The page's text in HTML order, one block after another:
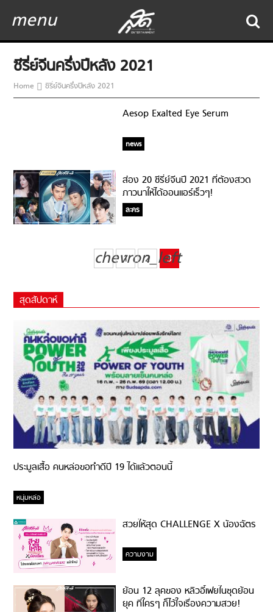
menu
ซีรี่ย์จีนครึ่งปีหลัง 2021
Home ซีรี่ย์จีนครึ่งปีหลัง 2021
Aesop Exalted Eye Serum
news
ส่อง 20 ซีรี่ย์จีนปี 2021 ที่ต้องสวด
ภาวนาให้ได้ออนแอร์เร็วๆ!
ละคร
chevron_left
1 2 3
สุดสัปดาห์
ประมูลเสื้อ คนหล่อขอทำดีปี 19 ได้แล้วตอนนี้
หนุ่มหล่อ
สวยให้สุด CHALLENGE X น้องฉัตร
ความงาม
ย้อน 12 ลุคของ หลิวอี้เฟยในชุดย้อน
ยุค ที่ใครๆ ก็ไว้ใจเรื่องความสวย!